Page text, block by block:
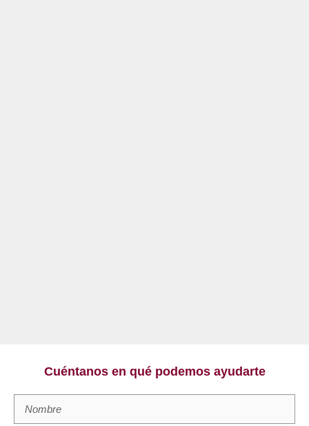
Cuéntanos en qué podemos ayudarte